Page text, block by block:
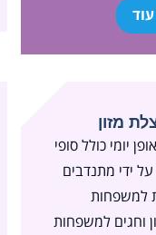
מזון
יומי כולל סופי
ידי מתנדבים
למשפחות
וחגים למשפחות